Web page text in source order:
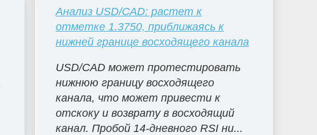
Анализ USD/CAD: растет к
отметке 1.3750, приближаясь к
нижней границе восходящего канала
USD/CAD может протестировать
нижнюю границу восходящего
канала, что может привести к
отскоку и возврату в восходящий
канал. Пробой 14-дневного RSI ни...